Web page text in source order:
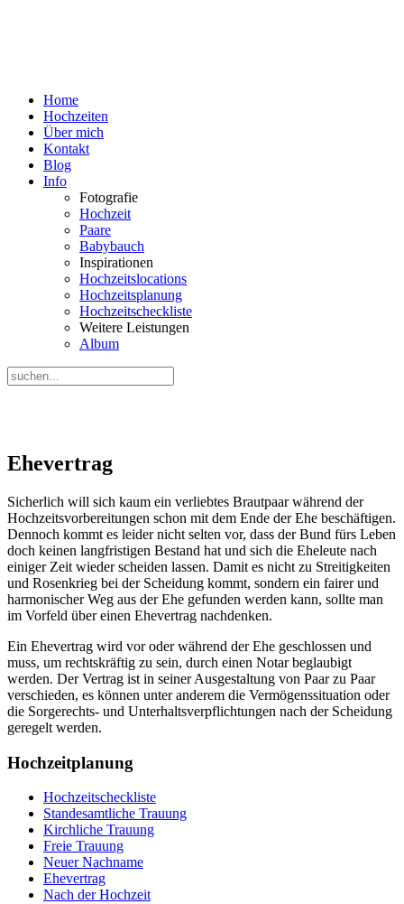
Home
Hochzeiten
Über mich
Kontakt
Blog
Info
Fotografie
Hochzeit
Paare
Babybauch
Inspirationen
Hochzeitslocations
Hochzeitsplanung
Hochzeitscheckliste
Weitere Leistungen
Album
Ehevertrag
Sicherlich will sich kaum ein verliebtes Brautpaar während der
Hochzeitsvorbereitungen schon mit dem Ende der Ehe beschäftigen.
Dennoch kommt es leider nicht selten vor, dass der Bund fürs Leben
doch keinen langfristigen Bestand hat und sich die Eheleute nach
einiger Zeit wieder scheiden lassen. Damit es nicht zu Streitigkeiten
und Rosenkrieg bei der Scheidung kommt, sondern ein fairer und
harmonischer Weg aus der Ehe gefunden werden kann, sollte man
im Vorfeld über einen Ehevertrag nachdenken.
Ein Ehevertrag wird vor oder während der Ehe geschlossen und
muss, um rechtskräftig zu sein, durch einen Notar beglaubigt
werden. Der Vertrag ist in seiner Ausgestaltung von Paar zu Paar
verschieden, es können unter anderem die Vermögenssituation oder
die Sorgerechts- und Unterhaltsverpflichtungen nach der Scheidung
geregelt werden.
Hochzeitplanung
Hochzeitscheckliste
Standesamtliche Trauung
Kirchliche Trauung
Freie Trauung
Neuer Nachname
Ehevertrag
Nach der Hochzeit